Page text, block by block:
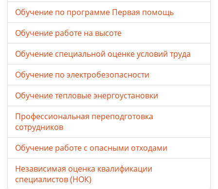
Обучение по программе Первая помощь
Обучение работе на высоте
Обучение специальной оценке условий труда
Обучение по электробезопасности
Обучение тепловые энергоустановки
Профессиональная переподготовка
сотрудников
Обучение работе с опасными отходами
Независимая оценка квалификации
специалистов (НОК)